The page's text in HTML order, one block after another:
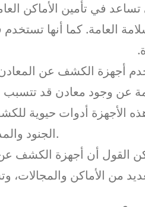
في تأمين الأماكن
العامة. كما أنها
أجهزة الكشف عن
عن وجود معادن قد
الأجهزة أدوات حيوية
الجنود والمدنيين من خطر الانفجارات والإصابات الناجمة عنها.
القول أن أجهزة الكشف
من الأماكن والمجالات،